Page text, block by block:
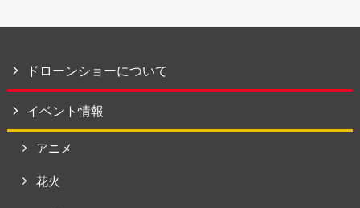
ドローンショーについて
イベント情報
アニメ
花火